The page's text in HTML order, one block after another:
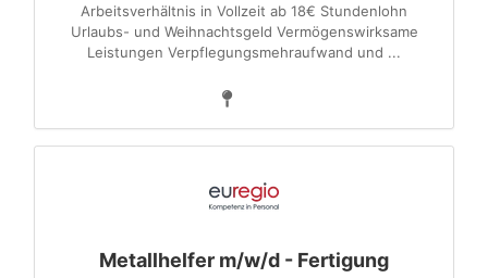
Arbeitsverhältnis in Vollzeit ab 18€ Stundenlohn
Urlaubs- und Weihnachtsgeld Vermögenswirksame
Leistungen Verpflegungsmehraufwand und ...
Metallhelfer m/w/d - Fertigung